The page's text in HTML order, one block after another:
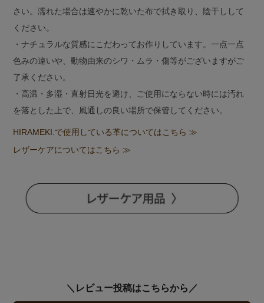
さい。濡れた場合は速やかに乾いた布で拭き取り、陰干しして
ください。
・ナチュラルな質感にこだわってお作りしています。一点一点
色みの違いや、動物由来のシワ・ムラ・傷等がございますがご
了承ください。
・高温・多湿・直射日光を避け、ご使用にならない時には汚れ
を落とした上で、風通しの良い場所で保管してください。
HIRAMEKI.で使用している革についてはこちら ≫
レザーケアについてはこちら ≫